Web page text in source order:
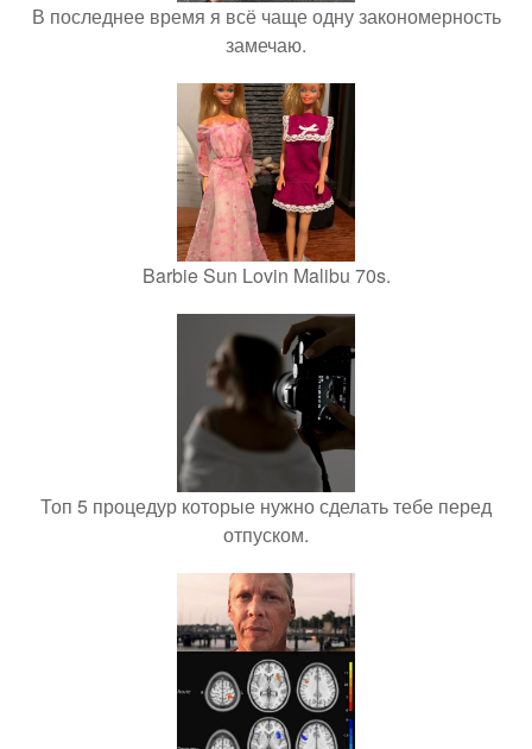
В последнее время я всё чаще одну закономерность
замечаю.
Barbie Sun Lovin Malibu 70s.
Топ 5 процедур которые нужно сделать тебе перед
отпуском.